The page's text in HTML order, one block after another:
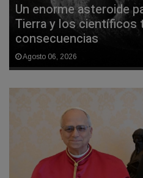
Un enorme asteroide
Tierra y los científicos
consecuencias
Agosto 06, 2026